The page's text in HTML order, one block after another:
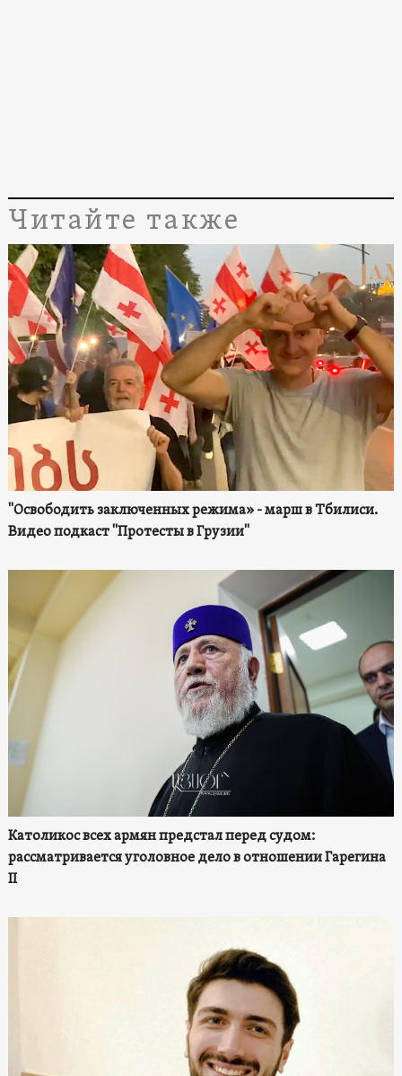
Читайте также
"Освободить заключенных режима» - марш в Тбилиси.
Видео подкаст "Протесты в Грузии"
Католикос всех армян предстал перед судом:
рассматривается уголовное дело в отношении Гарегина
II